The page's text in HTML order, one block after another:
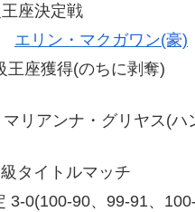
座決定戦
エリン・マクガワン(豪)
座獲得(のちに剥奪)
アンナ・グリヤス(ハ
タイトルマッチ
0(100-90、99-91、